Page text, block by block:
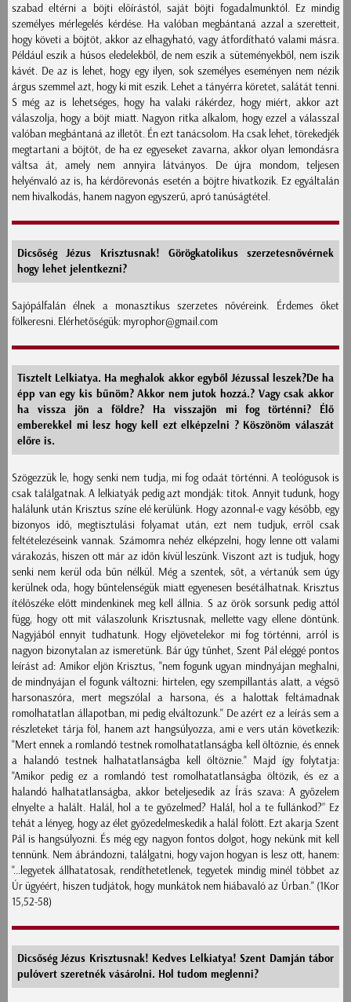
szabad eltérni a böjti előírástól, saját böjti fogadalmunktól. Ez mindig
személyes mérlegelés kérdése. Ha valóban megbántaná azzal a szeretteit,
hogy követi a böjtöt, akkor az elhagyható, vagy átfordítható valami másra.
Például eszik a húsos eledelekből, de nem eszik a süteményekből, nem iszik
kávét. De az is lehet, hogy egy ilyen, sok személyes eseményen nem nézik
árgus szemmel azt, hogy ki mit eszik. Lehet a tányérra köretet, salátát tenni.
S még az is lehetséges, hogy ha valaki rákérdez, hogy miért, akkor azt
válaszolja, hogy a böjt miatt. Nagyon ritka alkalom, hogy ezzel a válasszal
valóban megbántaná az illetőt. Én ezt tanácsolom. Ha csak lehet, törekedjék
megtartani a böjtöt, de ha ez egyeseket zavarna, akkor olyan lemondásra
váltsa át, amely nem annyira látványos. De újra mondom, teljesen
helyénvaló az is, ha kérdőrevonás esetén a böjtre hivatkozik. Ez egyáltalán
nem hivalkodás, hanem nagyon egyszerű, apró tanúságtétel.
Dicsőség Jézus Krisztusnak! Görögkatolikus szerzetesnővérnek
hogy lehet jelentkezni?
Sajópálfalán élnek a monasztikus szerzetes nővéreink. Érdemes őket
fölkeresni. Elérhetőségük: myrophor@gmail.com
Tisztelt Lelkiatya. Ha meghalok akkor egyből Jézussal leszek?De ha
épp van egy kis bűnöm? Akkor nem jutok hozzá.? Vagy csak akkor
ha vissza jön a földre? Ha visszajön mi fog történni? Élő
emberekkel mi lesz hogy kell ezt elképzelni ? Köszönöm válaszát
előre is.
Szögezzük le, hogy senki nem tudja, mi fog odaát történni. A teológusok is
csak találgatnak. A lelkiatyák pedig azt mondják: titok. Annyit tudunk, hogy
halálunk után Krisztus színe elé kerülünk. Hogy azonnal-e vagy később, egy
bizonyos idő, megtisztulási folyamat után, ezt nem tudjuk, erről csak
feltételezéseink vannak. Számomra nehéz elképzelni, hogy lenne ott valami
várakozás, hiszen ott már az időn kívül leszünk. Viszont azt is tudjuk, hogy
senki nem kerül oda bűn nélkül. Még a szentek, sőt, a vértanúk sem úgy
kerülnek oda, hogy bűntelenségük miatt egyenesen besétálhatnak. Krisztus
ítélőszéke előtt mindenkinek meg kell állnia. S az örök sorsunk pedig attól
függ, hogy ott mit válaszolunk Krisztusnak, mellette vagy ellene döntünk.
Nagyjából ennyit tudhatunk. Hogy eljövetelekor mi fog történni, arról is
nagyon bizonytalan az ismeretünk. Bár úgy tűnhet, Szent Pál eléggé pontos
leírást ad: Amikor eljön Krisztus, "nem fogunk ugyan mindnyájan meghalni,
de mindnyájan el fogunk változni: hirtelen, egy szempillantás alatt, a végső
harsonaszóra, mert megszólal a harsona, és a halottak feltámadnak
romolhatatlan állapotban, mi pedig elváltozunk." De azért ez a leírás sem a
részleteket tárja föl, hanem azt hangsúlyozza, ami e vers után következik:
"Mert ennek a romlandó testnek romolhatatlanságba kell öltöznie, és ennek
a halandó testnek halhatatlanságba kell öltöznie." Majd így folytatja:
"Amikor pedig ez a romlandó test romolhatatlanságba öltözik, és ez a
halandó halhatatlanságba, akkor beteljesedik az Írás szava: A győzelem
elnyelte a halált. Halál, hol a te győzelmed? Halál, hol a te fullánkod?” Ez
tehát a lényeg, hogy az élet győzedelmeskedik a halál fölött. Ezt akarja Szent
Pál is hangsúlyozni. És még egy nagyon fontos dolgot, hogy nekünk mit kell
tennünk. Nem ábrándozni, találgatni, hogy vajon hogyan is lesz ott, hanem:
"...legyetek állhatatosak, rendíthetetlenek, tegyetek mindig minél többet az
Úr ügyéért, hiszen tudjátok, hogy munkátok nem hiábavaló az Úrban." (1Kor
15,52-58)
Dicsőség Jézus Krisztusnak! Kedves Lelkiatya! Szent Damján tábor
pulóvert szeretnék vásárolni. Hol tudom meglenni?